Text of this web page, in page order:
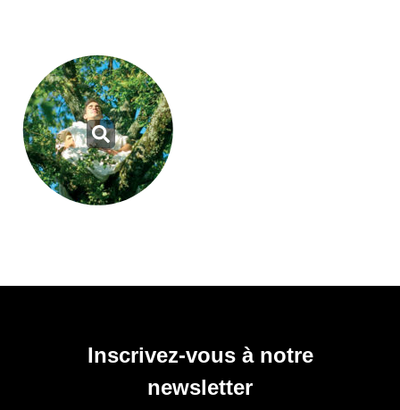
Inscrivez-vous à notre
newsletter